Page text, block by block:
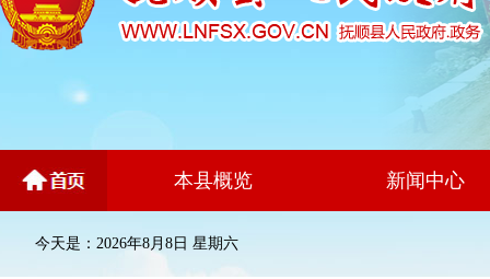
本县概览 新闻中心
今天是：2026年8月8日 星期六